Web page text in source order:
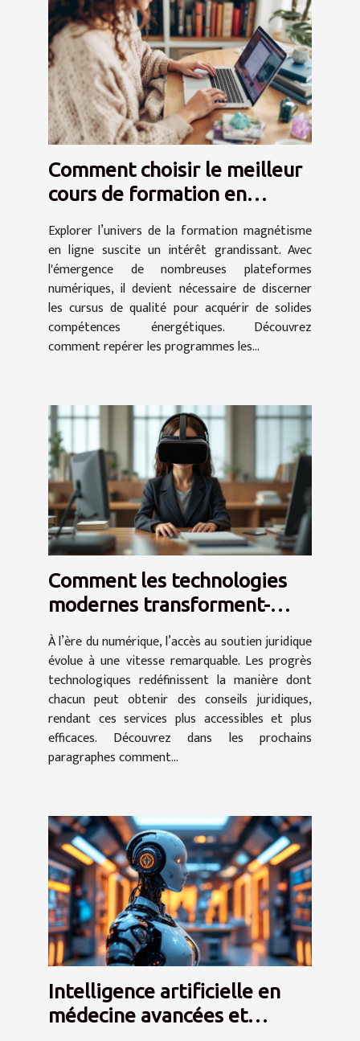
Comment choisir le meilleur
cours de formation en
Explorer l’univers de la formation magnétisme
en ligne suscite un intérêt grandissant. Avec
l'émergence de nombreuses plateformes
numériques, il devient nécessaire de discerner
les cursus de qualité pour acquérir de solides
compétences énergétiques. Découvrez
comment repérer les programmes les...
Comment les technologies
modernes transforment-
elles l'accès au soutien
juridique ?
À l’ère du numérique, l’accès au soutien juridique
évolue à une vitesse remarquable. Les progrès
technologiques redéfinissent la manière dont
chacun peut obtenir des conseils juridiques,
rendant ces services plus accessibles et plus
efficaces. Découvrez dans les prochains
paragraphes comment...
Intelligence artificielle en
médecine avancées et